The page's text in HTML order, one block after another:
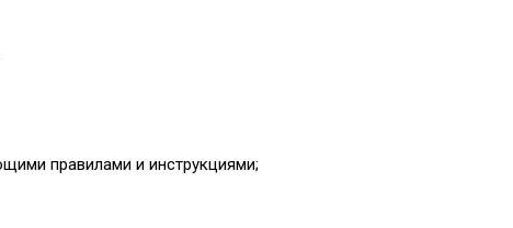
правилами и инструкциями;